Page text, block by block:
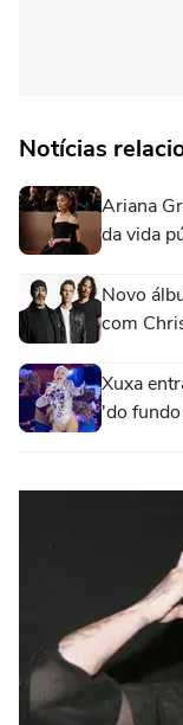
Notícias
Ariana
da vida
Novo
com
Xuxa
'do